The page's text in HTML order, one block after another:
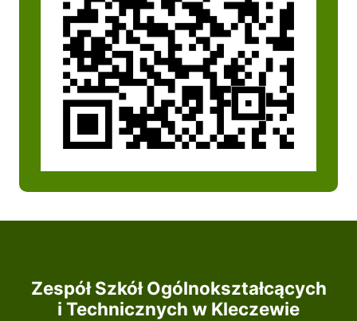
Zespół Szkół Ogólnokształcących
i Technicznych w Kleczewie